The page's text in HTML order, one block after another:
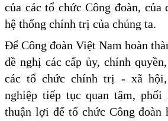
của các tổ chức Công đoàn, của
hệ thống chính trị của chúng ta.
Để Công đoàn Việt Nam hoàn
đề nghị các cấp ủy, chính
các tổ chức chính trị - xã hội,
nghiệp tiếp tục quan tâm, phối
thuận lợi để tổ chức Công đoàn